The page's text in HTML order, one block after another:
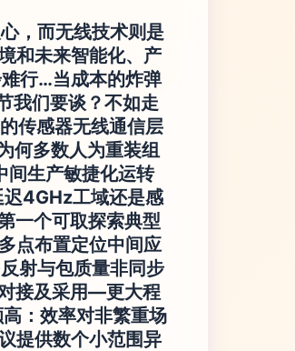
，而无线技术则是
和未来智能化、产
行…当成本的炸弹
我们要谈？不如走
传感器无线通信层
何多数人为重装组
间生产敏捷化运转
4GHz工域还是感
一个可取探索典型
点布置定位中间应
射与包质量非同步
接及采用—更大程
：效率对非繁重场
提供数个小范围异